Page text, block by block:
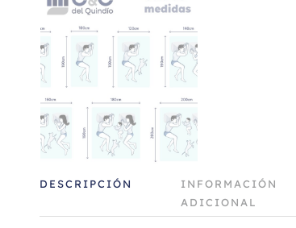
DESCRIPCIÓN
INFORMACIÓN
ADICIONAL